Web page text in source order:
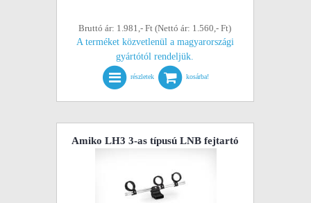
Bruttó ár: 1.981,- Ft (Nettó ár: 1.560,- Ft)
A terméket közvetlenül a magyarországi
gyártótól rendeljük.
részletek kosárba!
Amiko LH3 3-as típusú LNB fejtartó